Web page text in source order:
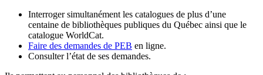
Interroger simultanément les catalogues de plus d’une
centaine de bibliothèques publiques du Québec ainsi que le
catalogue WorldCat.
Faire des demandes de PEB en ligne.
Consulter l’état de ses demandes.